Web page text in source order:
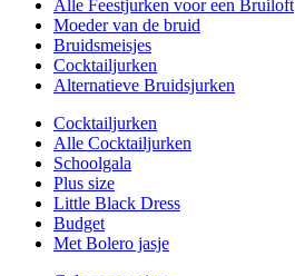
Alle Feestjurken voor een Bruiloft
Moeder van de bruid
Bruidsmeisjes
Cocktailjurken
Alternatieve Bruidsjurken
Cocktailjurken
Alle Cocktailjurken
Schoolgala
Plus size
Little Black Dress
Budget
Met Bolero jasje